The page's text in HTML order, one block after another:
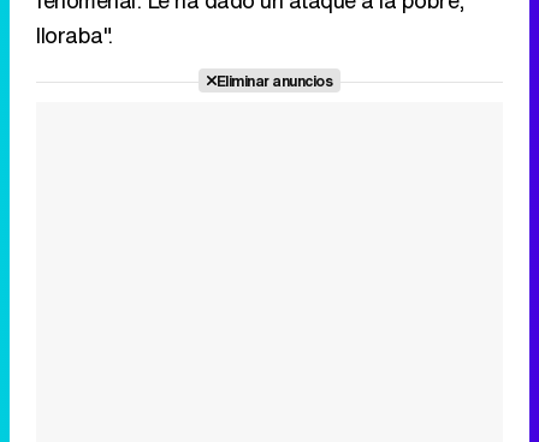
lloraba".
Eliminar anuncios